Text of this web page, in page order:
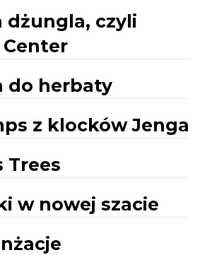
dżungla, czyli
Center
do herbaty
z klocków Jenga
Trees
w nowej szacie